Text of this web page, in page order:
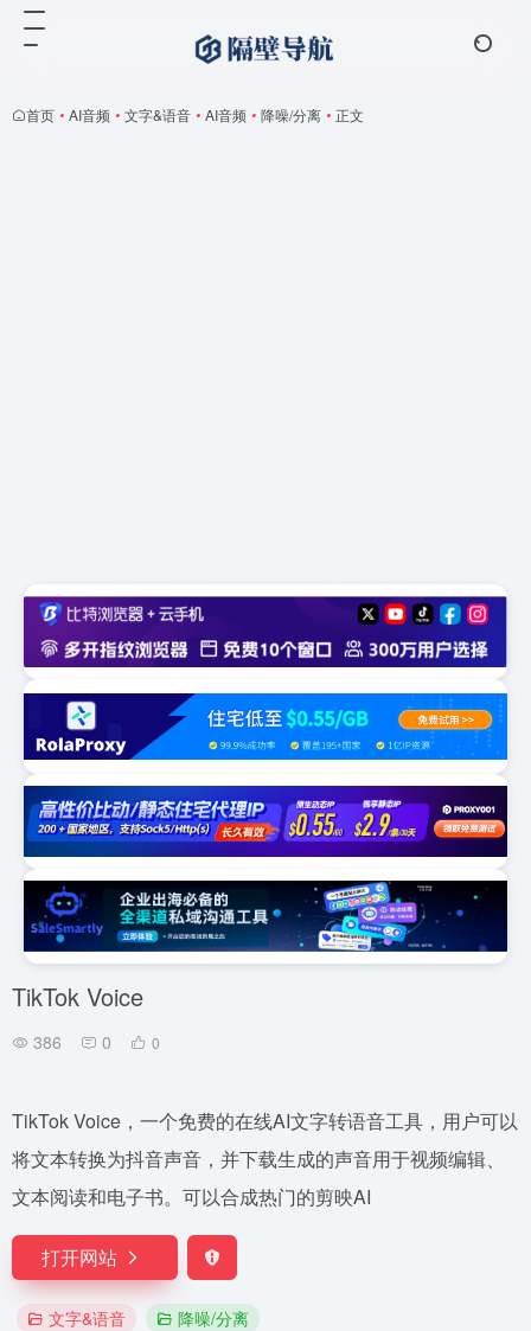
首页 • AI音频 • 文字&语音 • AI音频 • 降噪/分离 • 正文
TikTok Voice
386 0 0
TikTok Voice，一个免费的在线AI文字转语音工具，用户可以
将文本转换为抖音声音，并下载生成的声音用于视频编辑、
文本阅读和电子书。可以合成热门的剪映AI
打开网站
文字&语音 降噪/分离